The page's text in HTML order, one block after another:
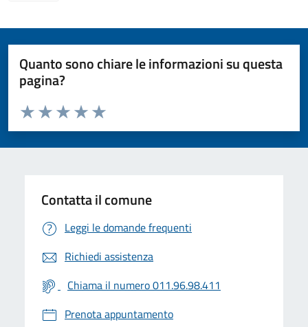
Quanto sono chiare le informazioni su questa
pagina?
Valuta da 1 a 5 stelle la pagina
Valuta 5 stelle su 5
Valuta 4 stelle su 5
Valuta 3 stelle su 5
Valuta 2 stelle su 5
Valuta 1 stelle su 5
Contatta il comune
Leggi le domande frequenti
Richiedi assistenza
Chiama il numero 011.96.98.411
Prenota appuntamento